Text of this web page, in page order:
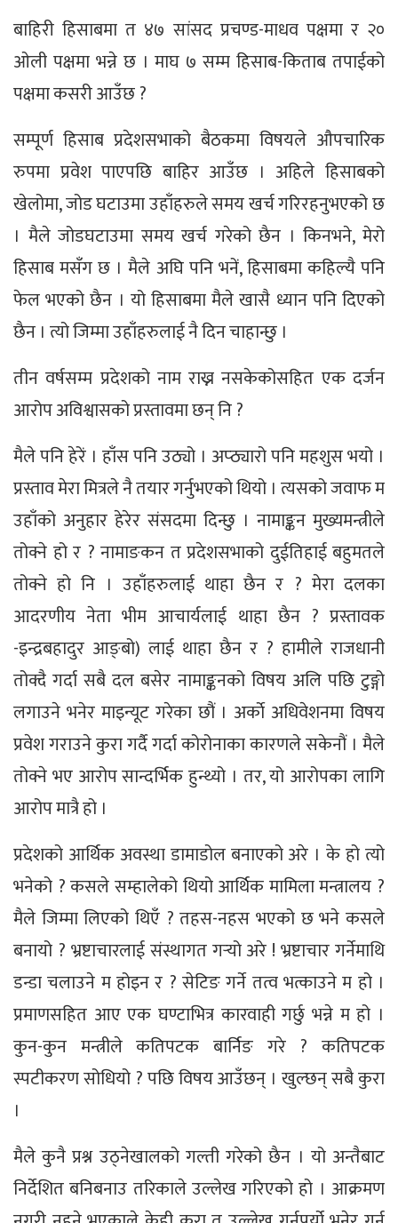
बाहिरी हिसाबमा त ४७ सांसद प्रचण्ड-माधव पक्षमा र २०
ओली पक्षमा भन्ने छ । माघ ७ सम्म हिसाब-किताब तपाईको
पक्षमा कसरी आउँछ ?
सम्पूर्ण हिसाब प्रदेशसभाको बैठकमा विषयले औपचारिक
रुपमा प्रवेश पाएपछि बाहिर आउँछ । अहिले हिसाबको
खेलोमा, जोड घटाउमा उहाँहरुले समय खर्च गरिरहनुभएको छ
। मैले जोडघटाउमा समय खर्च गरेको छैन । किनभने, मेरो
हिसाब मसँग छ । मैले अघि पनि भनें, हिसाबमा कहिल्यै पनि
फेल भएको छैन । यो हिसाबमा मैले खासै ध्यान पनि दिएको
छैन । त्यो जिम्मा उहाँहरुलाई नै दिन चाहान्छु ।
तीन वर्षसम्म प्रदेशको नाम राख्न नसकेकोसहित एक दर्जन
आरोप अविश्वासको प्रस्तावमा छन् नि ?
मैले पनि हेरें । हाँस पनि उठ्यो । अप्ठ्यारो पनि महशुस भयो ।
प्रस्ताव मेरा मित्रले नै तयार गर्नुभएको थियो । त्यसको जवाफ म
उहाँको अनुहार हेरेर संसदमा दिन्छु । नामाङ्कन मुख्यमन्त्रीले
तोक्ने हो र ? नामाङकन त प्रदेशसभाको दुईतिहाई बहुमतले
तोक्ने हो नि । उहाँहरुलाई थाहा छैन र ? मेरा दलका
आदरणीय नेता भीम आचार्यलाई थाहा छैन ? प्रस्तावक
-इन्द्रबहादुर आङ्बो) लाई थाहा छैन र ? हामीले राजधानी
तोक्दै गर्दा सबै दल बसेर नामाङ्कनको विषय अलि पछि टुङ्गो
लगाउने भनेर माइन्यूट गरेका छौं । अर्काे अधिवेशनमा विषय
प्रवेश गराउने कुरा गर्दै गर्दा कोरोनाका कारणले सकेनौं । मैले
तोक्ने भए आरोप सान्दर्भिक हुन्थ्यो । तर, यो आरोपका लागि
आरोप मात्रै हो ।
प्रदेशको आर्थिक अवस्था डामाडोल बनाएको अरे । के हो त्यो
भनेको ? कसले सम्हालेको थियो आर्थिक मामिला मन्त्रालय ?
मैले जिम्मा लिएको थिएँ ? तहस-नहस भएको छ भने कसले
बनायो ? भ्रष्टाचारलाई संस्थागत गर्‍यो अरे ! भ्रष्टाचार गर्नेमाथि
डन्डा चलाउने म होइन र ? सेटिङ गर्ने तत्व भत्काउने म हो ।
प्रमाणसहित आए एक घण्टाभित्र कारवाही गर्छु भन्ने म हो ।
कुन-कुन मन्त्रीले कतिपटक बार्निङ गरे ? कतिपटक
स्पटीकरण सोधियो ? पछि विषय आउँछन् । खुल्छन् सबै कुरा
।
मैले कुनै प्रश्न उठ्नेखालको गल्ती गरेको छैन । यो अन्तैबाट
निर्देशित बनिबनाउ तरिकाले उल्लेख गरिएको हो । आक्रमण